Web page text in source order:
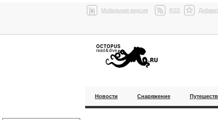
Мобильная версия RSS
Новости Снаряжение